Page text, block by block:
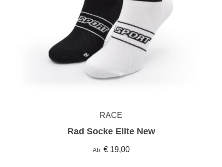
RACE
Rad Socke Elite New
Ab € 19,00